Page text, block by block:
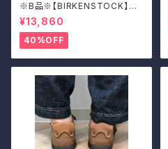
※B品※【BIRKENSTOCK】Mo
ntana/CUOIO 38
¥13,860
40%OFF